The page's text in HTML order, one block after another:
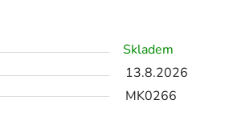
Skladem
13.8.2026
MK0266